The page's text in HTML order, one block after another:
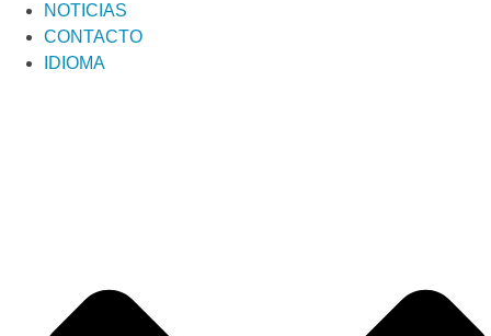
NOTICIAS
CONTACTO
IDIOMA